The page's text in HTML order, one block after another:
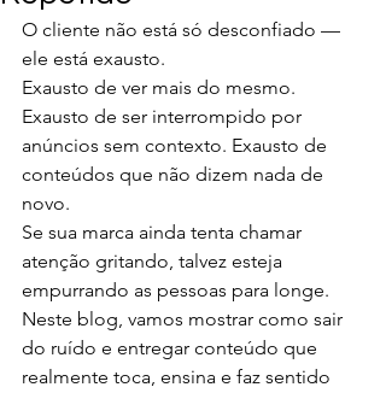
O cliente não está só desconfiado —
ele está exausto.
Exausto de ver mais do mesmo.
Exausto de ser interrompido por
anúncios sem contexto. Exausto de
conteúdos que não dizem nada de
novo.
Se sua marca ainda tenta chamar
atenção gritando, talvez esteja
empurrando as pessoas para longe.
Neste blog, vamos mostrar como sair
do ruído e entregar conteúdo que
realmente toca, ensina e faz sentido